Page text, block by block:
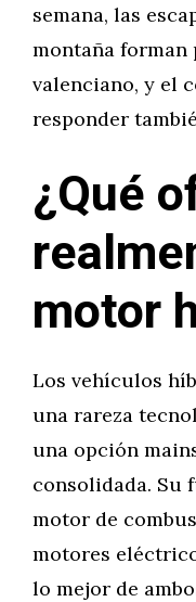
semana, las
montaña
valenciano, y el
responder
¿Qué
motor
Los vehículos
una rareza
una opción
consolidada. Su
motor de
motores
lo mejor de